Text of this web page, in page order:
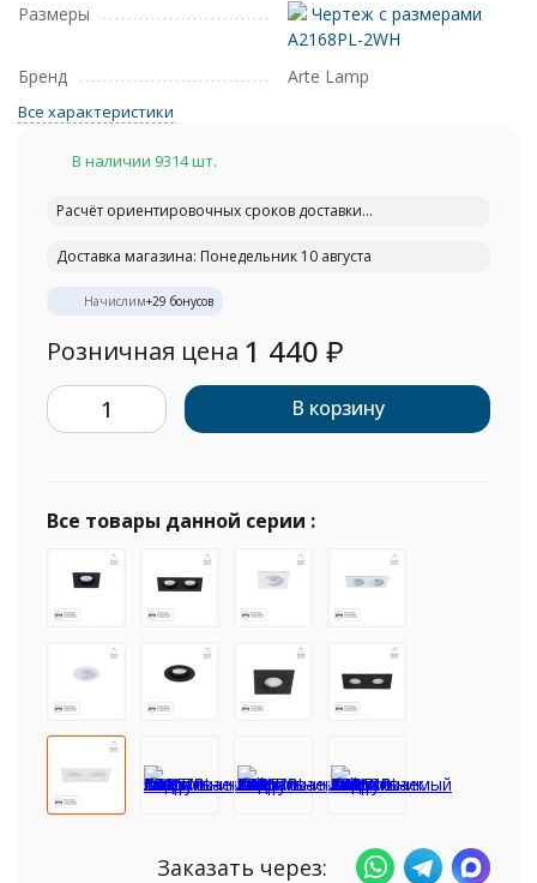
Размеры
Чертеж с размерами
A2168PL-2WH
Бренд
Arte Lamp
Все характеристики
В наличии 9314 шт.
Расчёт ориентировочных сроков доставки...
Доставка магазина: Понедельник 10 августа
Начислим+29 бонусов
Розничная цена 1 440 ₽
В корзину
Все товары данной серии :
Заказать через: